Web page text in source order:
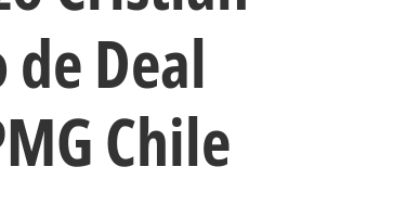
Deal
Chile